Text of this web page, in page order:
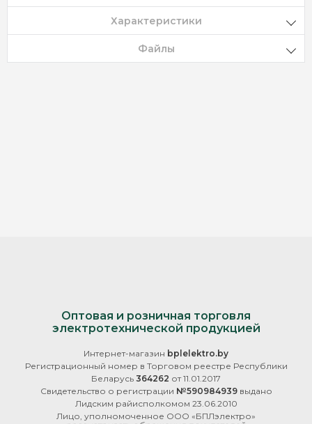
Характеристики
Файлы
Оптовая и розничная торговля
электротехнической продукцией
Интернет-магазин bplelektro.by
Регистрационный номер в Торговом реестре Республики
Беларусь 364262 от 11.01.2017
Свидетельство о регистрации №590984939выдано
Лидским райисполкомом 23.06.2010
Лицо, уполномоченное ООО «БПЛэлектро»